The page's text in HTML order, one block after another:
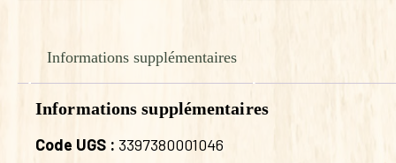
Informations supplémentaires
Informations supplémentaires
Code UGS : 3397380001046